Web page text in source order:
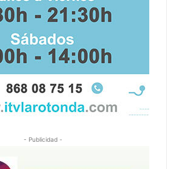
- Publicidad -